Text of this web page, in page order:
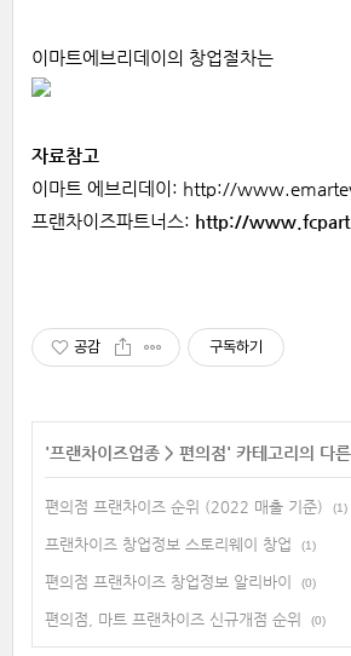
이마트에브리데이의 창업절차는
자료참고
이마트 에브리데이: http://
프랜차이즈파트너스: http://
공감 구독하기
'프랜차이즈업종 > 편의점' 카테고리의 다
편의점 프랜차이즈 순위 (2022 매출 기준) (1)
프랜차이즈 창업정보 스토리웨이 창업 (1)
편의점 프랜차이즈 창업정보 알리바이 (0)
편의점, 마트 프랜차이즈 신규개점 순위 (0)